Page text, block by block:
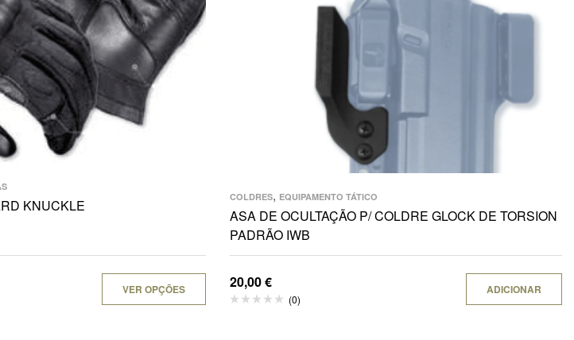
KNUCKLE
VER OPÇÕES
COLDRES, EQUIPAMENTO TÁTICO
ASA DE OCULTAÇÃO P/ COLDRE GLOCK DE TORSION
PADRÃO IWB
20,00€
(0)
ADICIONAR